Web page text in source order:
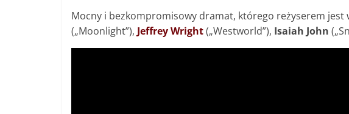
Mocny i bezkompromisowy dramat, którego reżyserem jest
(„Moonlight”), Jeffrey Wright(„Westworld”), Isaiah John